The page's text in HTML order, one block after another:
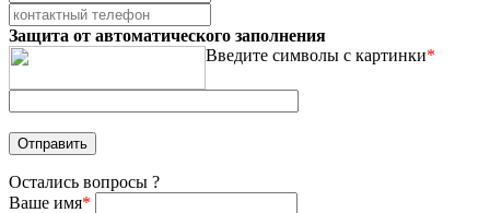
Защита от автоматического заполнения
Введите символы с картинки*
Остались вопросы ?
Ваше имя*